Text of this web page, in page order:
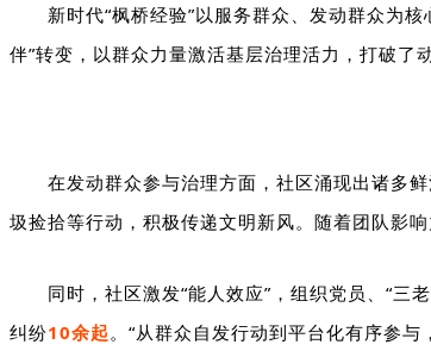
新时代“枫桥经验”以服务群众、发动群众为
伴”转变，以群众力量激活基层治理活力，打破了
在发动群众参与治理方面，社区涌现出诸多
圾捡拾等行动，积极传递文明新风。随着团队影
同时，社区激发“能人效应”，组织党员、“三
纠纷10余起 。“从群众自发行动到平台化有序参